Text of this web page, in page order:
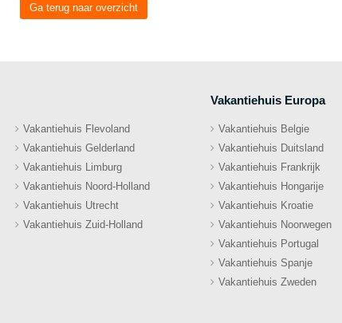
Ga terug naar overzicht
Vakantiehuis Flevoland
Vakantiehuis Gelderland
Vakantiehuis Limburg
Vakantiehuis Noord-Holland
Vakantiehuis Utrecht
Vakantiehuis Zuid-Holland
Vakantiehuis Europa
Vakantiehuis Belgie
Vakantiehuis Duitsland
Vakantiehuis Frankrijk
Vakantiehuis Hongarije
Vakantiehuis Kroatie
Vakantiehuis Noorwegen
Vakantiehuis Portugal
Vakantiehuis Spanje
Vakantiehuis Zweden